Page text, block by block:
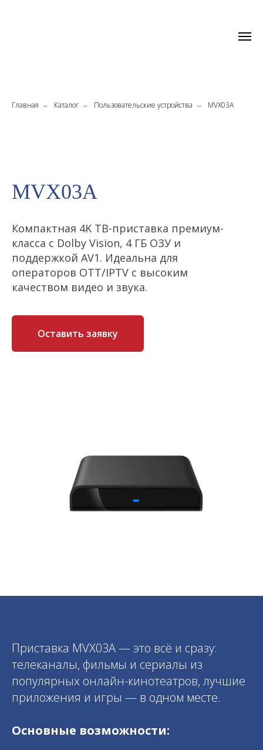
Главная → Каталог → Пользовательские устройства → MVX03A
MVX03A
Компактная 4K ТВ-приставка премиум-
класса с Dolby Vision, 4 ГБ ОЗУ и
поддержкой AV1. Идеальна для
операторов OTT/IPTV с высоким
качеством видео и звука.
Оставить заявку
Приставка MVX03A — это всё и сразу:
телеканалы, фильмы и сериалы из
популярных онлайн-кинотеатров, лучшие
приложения и игры — в одном месте.
Основные возможности: